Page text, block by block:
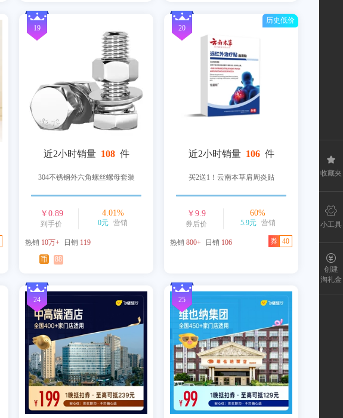
19
近2小时销量 108 件
304不锈钢外六角螺丝螺母套装
￥ 0.89
到手价
4.01%
0元 营销
热销 10万+ 日销 119
币
88
20
历史低价
近2小时销量 106 件
买2送1！云南本草肩周炎贴
￥9.9
券后价
60%
5.9元 营销
热销 800+ 日销 106 券 40
24 25
收藏夹
小工具
创建
淘礼金